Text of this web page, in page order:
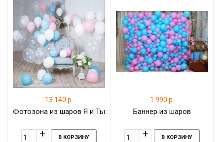
13 140 р.
Фотозона из шаров Я и Ты
В КОРЗИНУ
1 990 р.
Баннер из шаров
В КОРЗИНУ